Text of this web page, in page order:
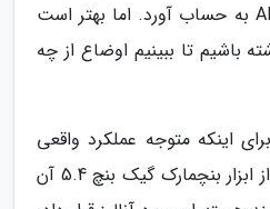
گرافیک های انویدیا یا AMD به حساب آورد. اما بهتر است
باشیم تا ببینیم اوضاع از چه
وب سایت Toms Guide برای اینکه متوجه عملکرد واقعی
M1 اولترا گردد، با استفاده از ابزار بنچمارک گیک بنچ 5.4 آن